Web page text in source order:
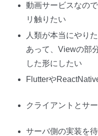
動画サービスなの
リ触りたい
人類が本当にやり
あって、Viewの部
した形にしたい
Flutterや
クライアントとサ
サーバ側の実装を